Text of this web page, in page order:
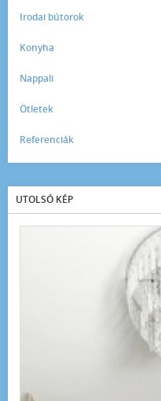
Irodai bútorok
Konyha
Nappali
Ötletek
Referenciák
UTOLSÓ KÉP